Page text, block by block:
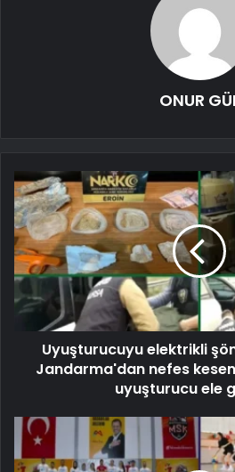
ONUR
Uyuşturucuyu elektrikli
Jandarma'dan nefes
uyuşturucu ele